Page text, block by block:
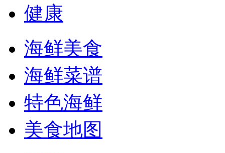
健康
海鲜美食
海鲜菜谱
特色海鲜
美食地图